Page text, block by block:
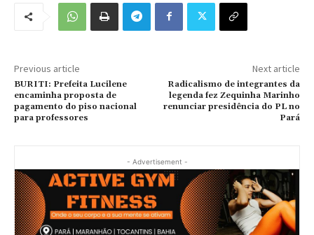
Previous article
BURITI: Prefeita Lucilene
encaminha proposta de
pagamento do piso nacional
para professores
Next article
Radicalismo de integrantes da
legenda fez Zequinha Marinho
renunciar presidência do PL no
Pará
- Advertisement -